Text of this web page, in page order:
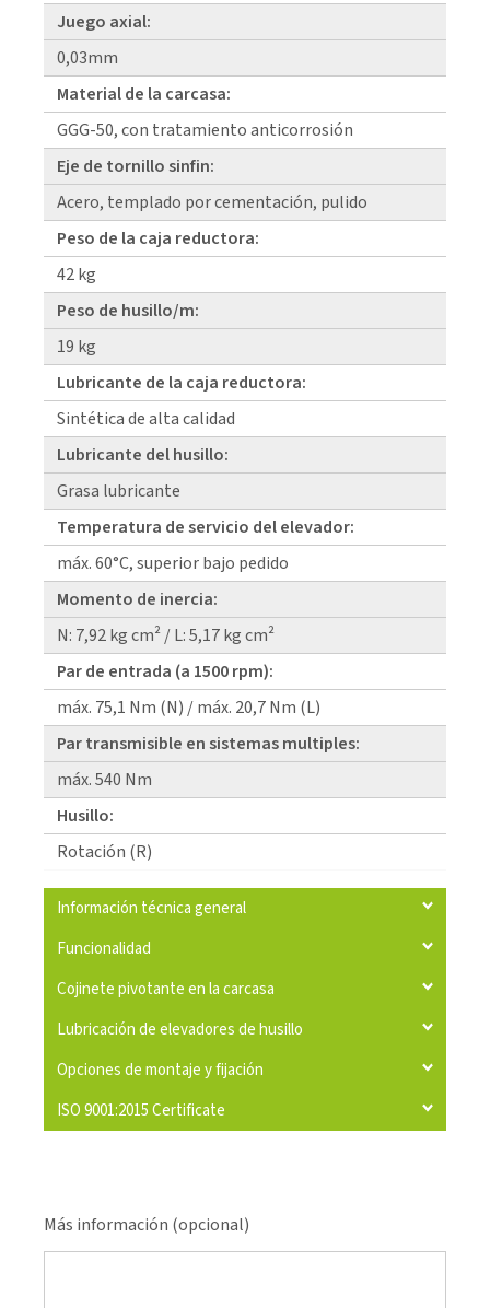
Juego axial:
0,03mm
Material de la carcasa:
GGG-50, con tratamiento anticorrosión
Eje de tornillo sinfin:
Acero, templado por cementación, pulido
Peso de la caja reductora:
42 kg
Peso de husillo/m:
19 kg
Lubricante de la caja reductora:
Sintética de alta calidad
Lubricante del husillo:
Grasa lubricante
Temperatura de servicio del elevador:
máx. 60°C, superior bajo pedido
Momento de inercia:
N: 7,92 kg cm² / L: 5,17 kg cm²
Par de entrada (a 1500 rpm):
máx. 75,1 Nm (N) / máx. 20,7 Nm (L)
Par transmisible en sistemas multiples:
máx. 540 Nm
Husillo:
Rotación (R)
Información técnica general
Funcionalidad
Cojinete pivotante en la carcasa
Lubricación de elevadores de husillo
Opciones de montaje y fijación
ISO 9001:2015 Certificate
Más información (opcional)